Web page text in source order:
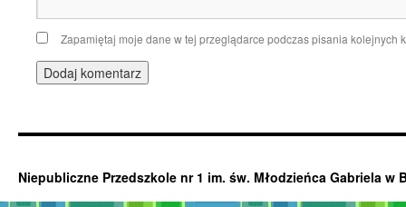
Zapamiętaj moje dane w tej przeglądarce podczas pisania kolejnych
Niepubliczne Przedszkole nr 1 im. św. Młodzieńca Gabriela w